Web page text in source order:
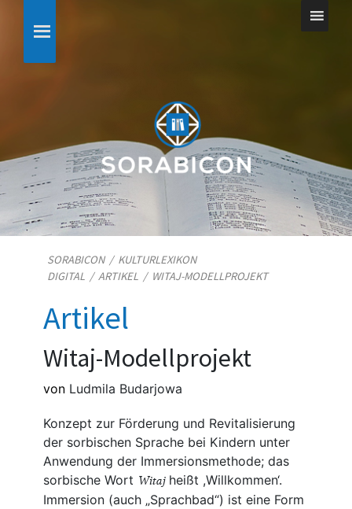
SORABICON/ KULTURLEXIKON
DIGITAL / ARTIKEL / WITAJ-MODELLPROJEKT
Artikel
Witaj-Modellprojekt